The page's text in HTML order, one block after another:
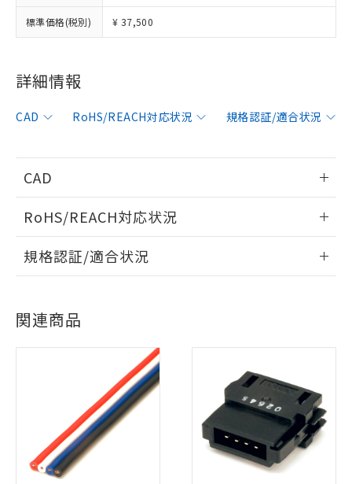
標準価格(税別) ¥ 37,500
詳細情報
CAD RoHS/REACH対応状況 規格認証/適合状況
CAD
ログイン/会員登録いただくと、CADデータをダウンロー
ドすることができます。
ダウンロードデータをご利用いただく前に、以下を必ずお読
ソフトウェアの使用条件
RoHS/REACH対応状況
EU RoHS 注意事項・凡例
対応状況 ※1
中国 RoHS 注意事項・凡例
中国 RoHS表
規格認証/適合状況
Yes
DNV型式承認
（ノルウェー
船舶規格）
BV型式承認
（フランス
船舶規格）
（韓国
船舶規格
No No
関連商品